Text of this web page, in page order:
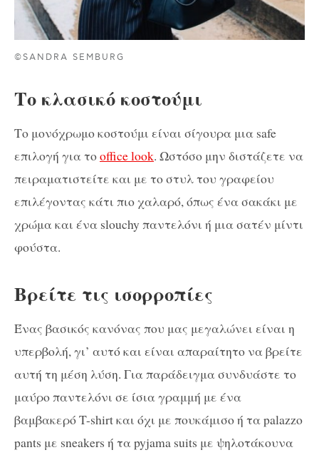
©SANDRA SEMBURG
Το κλασικό κοστούμι
Το μονόχρωμο κοστούμι είναι σίγουρα μια safe
επιλογή για τοoffice look. Ωστόσο μην διστάζετε να
πειραματιστείτε και με το στυλ του γραφείου
επιλέγοντας κάτι πιο χαλαρό, όπως ένα σακάκι με
χρώμα και ένα slouchy παντελόνι ή μια σατέν μίντι
φούστα.
Βρείτε τις ισορροπίες
Ένας βασικός κανόνας που μας μεγαλώνει είναι η
υπερβολή, γι’ αυτό και είναι απαραίτητο να βρείτε
αυτή τη μέση λύση. Για παράδειγμα συνδυάστε το
μαύρο παντελόνι σε ίσια γραμμή με ένα
βαμβακερό T-shirt και όχι με πουκάμισο ή τα palazzo
pants με sneakers ή τα pyjama suits με ψηλοτάκουνα